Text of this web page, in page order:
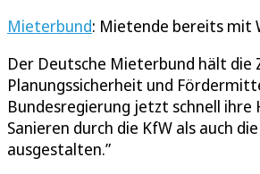
Mieterbund: Mietende bereits mit
Der Deutsche Mieterbund hält die
Planungssicherheit und
Bundesregierung jetzt schnell
Sanieren durch die KfW als auch
ausgestalten.”